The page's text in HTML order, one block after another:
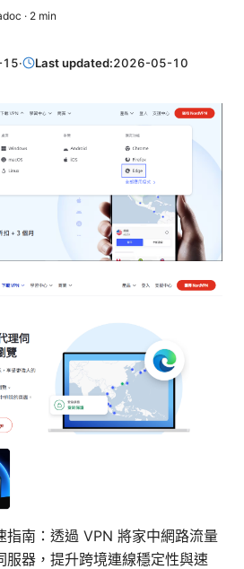
· 2 min
· Last updated:2026-05-10
指南：透過 VPN 將家中網路流量
服器，提升跨境連線穩定性與速